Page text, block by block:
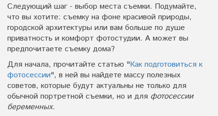
Следующий шаг - выбор места съемки. Подумайте,
что вы хотите: съемку на фоне красивой природы,
городской архитектуры или вам больше по душе
приватность и комфорт фотостудии. А может вы
предпочитаете съемку дома?
Для начала, прочитайте статью "Как подготовиться к
фотосессии", в ней вы найдете массу полезных
советов, которые будут актуальны не только для
обычной портретной съемки, но и для фотосессии
беременных.